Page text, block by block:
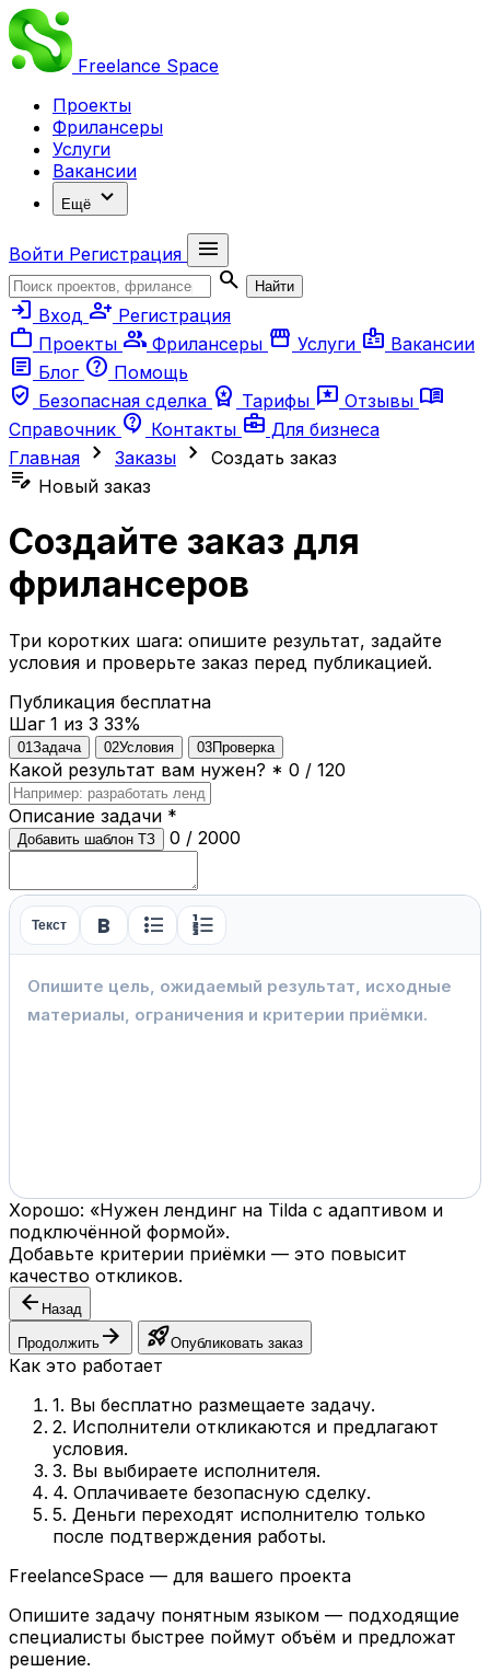
Freelance Space
Проекты
Фрилансеры
Услуги
Вакансии
Ещё expand_more
Войти Регистрация
menu
search
Найти
login Вход person_add Регистрация
work Проекты group Фрилансеры storefront Услуги badge Вакансии
article Блог help Помощь
verified_user Безопасная сделка workspace_premium Тарифы reviews Отзывы menu_book
Справочник contact_support Контакты business_center Для бизнеса
Главная chevron_right Заказы chevron_right Создать заказ
edit_note Новый заказ
Создайте заказ для
фрилансеров
Три коротких шага: опишите результат, задайте
условия и проверьте заказ перед публикацией.
Публикация бесплатна
Шаг 1 из 3 33%
01 Задача 02Условия 03Проверка
Какой результат вам нужен? * 0 / 120
Описание задачи *
Добавить шаблон ТЗ 0 / 2000
Текст format_bold format_list_bulleted format_list_numbered
Хорошо: «Нужен лендинг на Tilda с адаптивом и
подключённой формой».
Добавьте критерии приёмки — это повысит
качество откликов.
arrow_back Назад
Продолжить arrow_forward rocket_launchОпубликовать заказ
Как это работает
1. Вы бесплатно размещаете задачу.
2. Исполнители откликаются и предлагают
условия.
3. Вы выбираете исполнителя.
4. Оплачиваете безопасную сделку.
5. Деньги переходят исполнителю только
после подтверждения работы.
FreelanceSpace — для вашего проекта
Опишите задачу понятным языком — подходящие
специалисты быстрее поймут объём и предложат
решение.